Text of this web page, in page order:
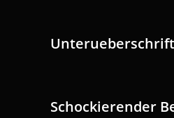
Unterueberschrift
Schockierender